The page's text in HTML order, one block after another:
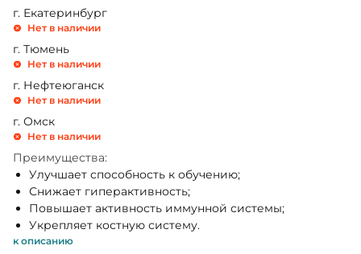
г. Екатеринбург
Нет в наличии
г. Тюмень
Нет в наличии
г. Нефтеюганск
Нет в наличии
г. Омск
Нет в наличии
Преимущества:
Улучшает способность к обучению;
Снижает гиперактивность;
Повышает активность иммунной системы;
Укрепляет костную систему.
к описанию